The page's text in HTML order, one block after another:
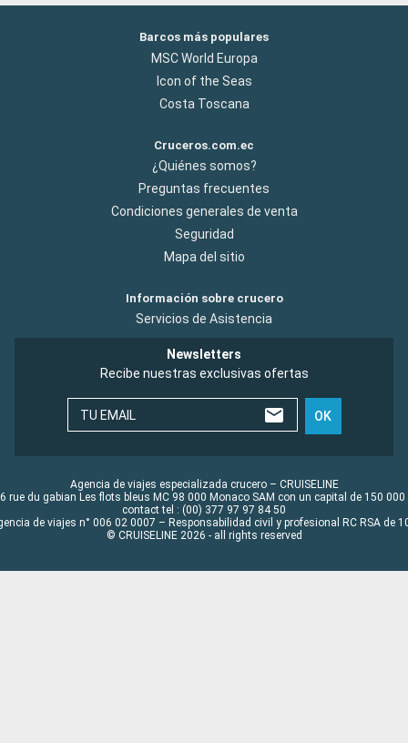
Barcos más populares
MSC World Europa
Icon of the Seas
Costa Toscana
Cruceros.com.ec
¿Quiénes somos?
Preguntas frecuentes
Condiciones generales de venta
Seguridad
Mapa del sitio
Información sobre crucero
Servicios de Asistencia
Newsletters
Recibe nuestras exclusivas ofertas
TU EMAIL OK
Agencia de viajes especializada crucero – CRUISELINE
rue du gabian Les flots bleus MC 98 000 Monaco SAM con un capital de 150 000
contact tel : (00) 377 97 97 84 50
de viajes n° 006 02 0007 – Responsabilidad civil y profesional RC RSA de
© CRUISELINE 2026 - all rights reserved